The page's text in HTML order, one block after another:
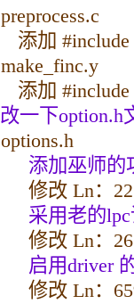
加 #include
加 #include
一下option.h
添加巫师的
改 Ln：225
采用老的
改 Ln：266
启用driver
改 Ln：659